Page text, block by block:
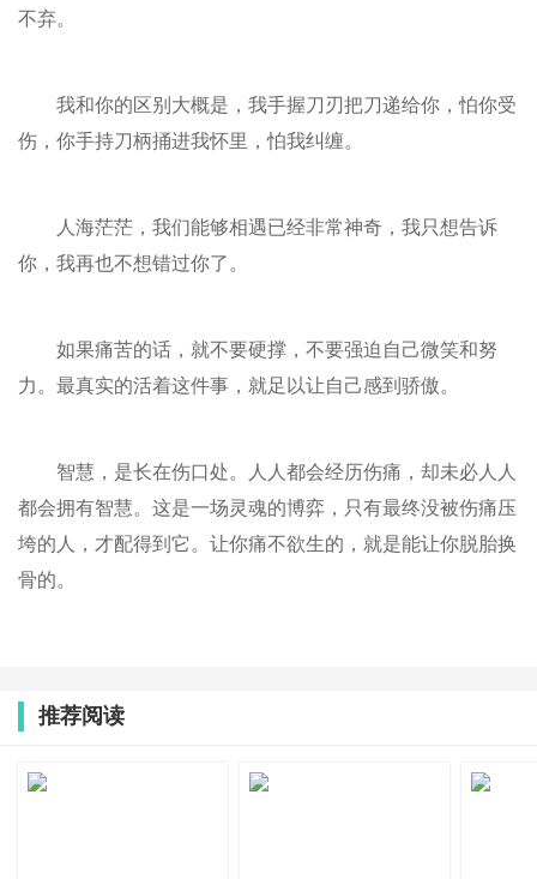
不弃。
我和你的区别大概是，我手握刀刃把刀递给你，怕你受
伤，你手持刀柄捅进我怀里，怕我纠缠。
人海茫茫，我们能够相遇已经非常神奇，我只想告诉
你，我再也不想错过你了。
如果痛苦的话，就不要硬撑，不要强迫自己微笑和努
力。最真实的活着这件事，就足以让自己感到骄傲。
智慧，是长在伤口处。人人都会经历伤痛，却未必人人
都会拥有智慧。这是一场灵魂的博弈，只有最终没被伤痛压
垮的人，才配得到它。让你痛不欲生的，就是能让你脱胎换
骨的。
推荐阅读